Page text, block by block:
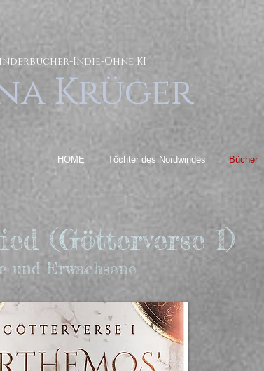
Indie-Ohne KI
Krüger
HOME Töchter des Nordwindes Bücher
(Götterverse 1)
und Erwachsene